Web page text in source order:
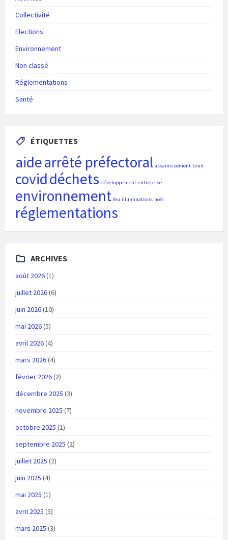
Collectivité
Elections
Environnement
Non classé
Réglementations
Santé
ÉTIQUETTES
aidearrêté préfectoral assainissement bruit
coviddéchets développement entreprise
environnement feu illuminations noël
réglementations
ARCHIVES
août 2026(1)
juillet 2026(6)
juin 2026(10)
mai 2026(5)
avril 2026(4)
mars 2026(4)
février 2026(2)
décembre 2025 (3)
novembre 2025 (7)
octobre 2025 (1)
septembre 2025 (2)
juillet 2025 (2)
juin 2025 (4)
mai 2025 (1)
avril 2025 (3)
mars 2025 (3)